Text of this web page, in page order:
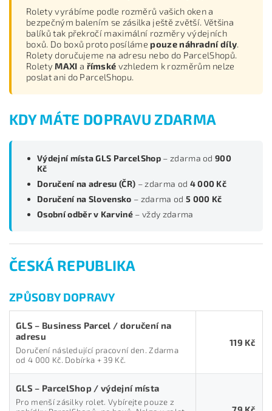
Rolety vyrábíme podle rozměrů vašich oken a
bezpečným balením se zásilka ještě zvětší. Většina
balíků tak překročí maximální rozměry výdejních
boxů. Do boxů proto posílámepouze náhradní díly.
Rolety doručujeme na adresu nebo do ParcelShopů.
RoletyMAXI a římské vzhledem k rozměrům nelze
poslat ani do ParcelShopu.
KDY MÁTE DOPRAVU ZDARMA
Výdejní místa GLS ParcelShop– zdarma od900
Kč
Doručení na adresu (ČR) – zdarma od 4 000 Kč
Doručení na Slovensko – zdarma od 5 000 Kč
Osobní odběr v Karviné – vždy zdarma
ČESKÁ REPUBLIKA
ZPŮSOBY DOPRAVY
GLS – Business Parcel / doručení na
adresu
Doručení následující pracovní den. Zdarma
od 4 000 Kč. Dobírka + 39 Kč.
119 Kč
GLS – ParcelShop / výdejní místa
Pro menší zásilky rolet. Vybírejte pouze z